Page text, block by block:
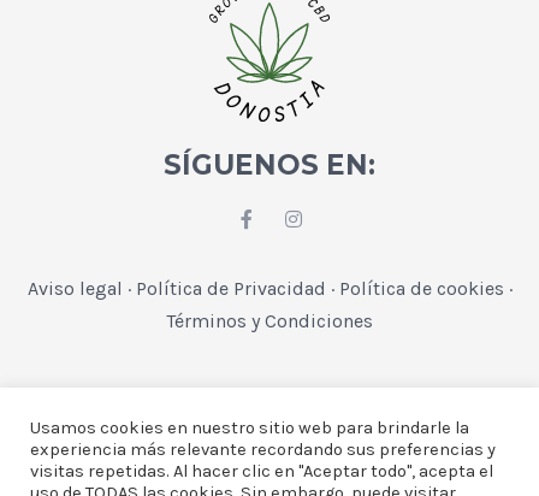
Usamos cookies en nuestro sitio web para brindarle la
experiencia más relevante recordando sus preferencias y
visitas repetidas. Al hacer clic en "Aceptar todo", acepta el
SÍGUENOS EN:
Aviso legal · Política de Privacidad · Política de cookies ·
Términos y Condiciones